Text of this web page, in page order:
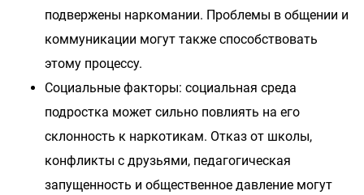
подвержены наркомании. Проблемы в общении и
коммуникации могут также способствовать
этому процессу.
Социальные факторы: социальная среда
подростка может сильно повлиять на его
склонность к наркотикам. Отказ от школы,
конфликты с друзьями, педагогическая
запущенность и общественное давление могут